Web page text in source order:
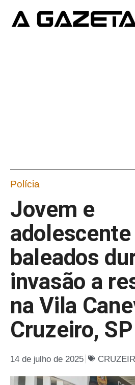
Polícia
Jovem e
baleados
invasão a
na Vila
Cruzeiro, SP
14 de julho de 2025